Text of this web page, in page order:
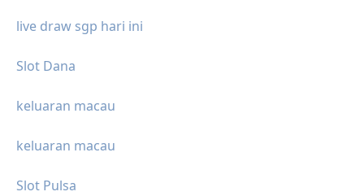
live draw sgp hari ini
Slot Dana
keluaran macau
keluaran macau
Slot Pulsa